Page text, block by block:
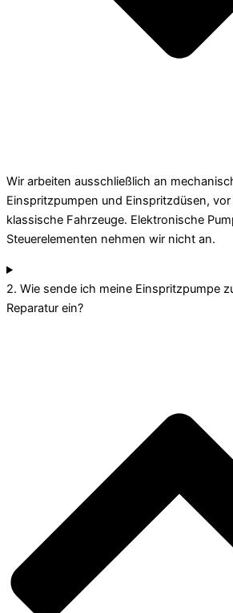
Wir arbeiten ausschließlich an
Einspritzpumpen und Einspritzdüsen,
klassische Fahrzeuge. Elektronische
Steuerelementen nehmen wir nicht an.
2. Wie sende ich meine Einspritzpumpe
Reparatur ein?